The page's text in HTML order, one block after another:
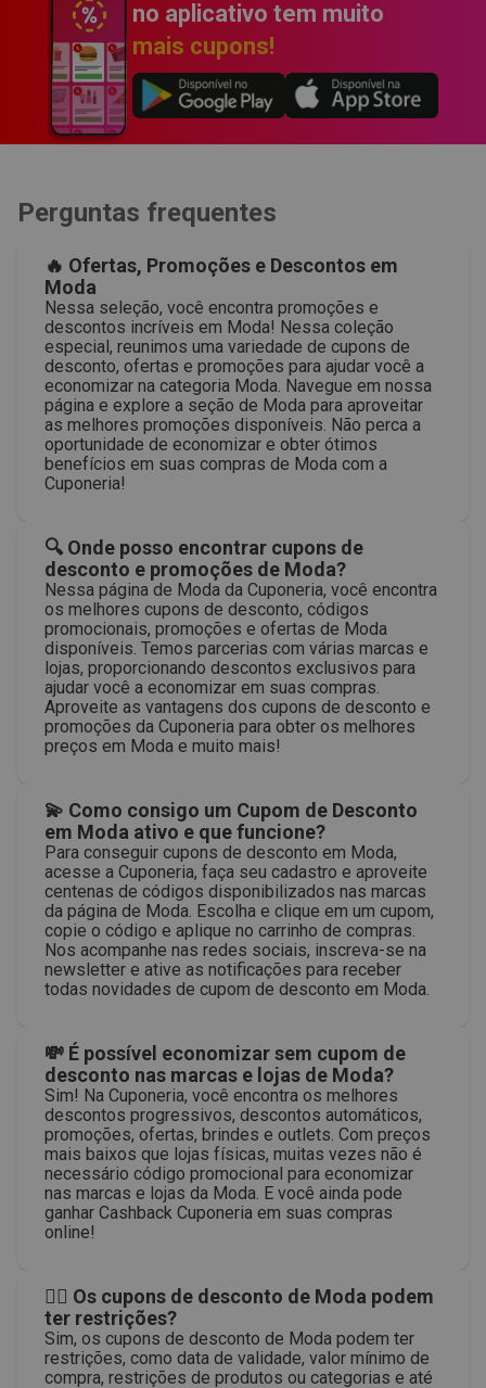
no aplicativo tem muito
mais cupons!
Perguntas frequentes
🔥 Ofertas, Promoções e Descontos em
Moda
Nessa seleção, você encontra promoções e
descontos incríveis em Moda! Nessa coleção
especial, reunimos uma variedade de cupons de
desconto, ofertas e promoções para ajudar você a
economizar na categoria Moda. Navegue em nossa
página e explore a seção de Moda para aproveitar
as melhores promoções disponíveis. Não perca a
oportunidade de economizar e obter ótimos
benefícios em suas compras de Moda com a
Cuponeria!
🔍 Onde posso encontrar cupons de
desconto e promoções de Moda?
Nessa página de Moda da Cuponeria, você encontra
os melhores cupons de desconto, códigos
promocionais, promoções e ofertas de Moda
disponíveis. Temos parcerias com várias marcas e
lojas, proporcionando descontos exclusivos para
ajudar você a economizar em suas compras.
Aproveite as vantagens dos cupons de desconto e
promoções da Cuponeria para obter os melhores
preços em Moda e muito mais!
💫 Como consigo um Cupom de Desconto
em Moda ativo e que funcione?
Para conseguir cupons de desconto em Moda,
acesse a Cuponeria, faça seu cadastro e aproveite
centenas de códigos disponibilizados nas marcas
da página de Moda. Escolha e clique em um cupom,
copie o código e aplique no carrinho de compras.
Nos acompanhe nas redes sociais, inscreva-se na
newsletter e ative as notificações para receber
todas novidades de cupom de desconto em Moda.
💸 É possível economizar sem cupom de
desconto nas marcas e lojas de Moda?
Sim! Na Cuponeria, você encontra os melhores
descontos progressivos, descontos automáticos,
promoções, ofertas, brindes e outlets. Com preços
mais baixos que lojas físicas, muitas vezes não é
necessário código promocional para economizar
nas marcas e lojas da Moda. E você ainda pode
ganhar Cashback Cuponeria em suas compras
online!
🙅‍♀️ Os cupons de desconto de Moda podem
ter restrições?
Sim, os cupons de desconto de Moda podem ter
restrições, como data de validade, valor mínimo de
compra, restrições de produtos ou categorias e até